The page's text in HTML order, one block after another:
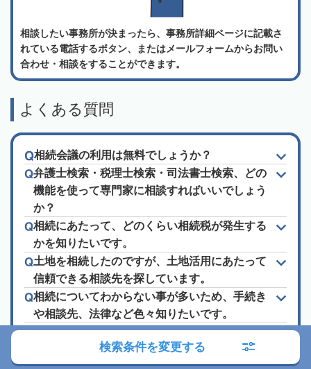
相談したい事務所が決まったら、事務所詳細ページに記載さ
れている電話するボタン、またはメールフォームからお問い
合わせ・相談をすることができます。
よくある質問
相続会議の利用は無料でしょうか？
弁護士検索・税理士検索・司法書士検索、どの
機能を使って専門家に相談すればいいでしょう
か？
相続にあたって、どのくらい相続税が発生する
かを知りたいです。
土地を相続したのですが、土地活用にあたって
信頼できる相談先を探しています。
相続についてわからない事が多いため、手続き
や相談先、法律など色々知りたいです。
「ランキング」や「口コミ」「おすすめ」って
信頼できるの？検索条件を変更する